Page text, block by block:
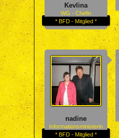
Kevlina
WG - Chefin
* BFD - Mitglied *
nadine
Informationsministerin
* BFD - Mitglied *